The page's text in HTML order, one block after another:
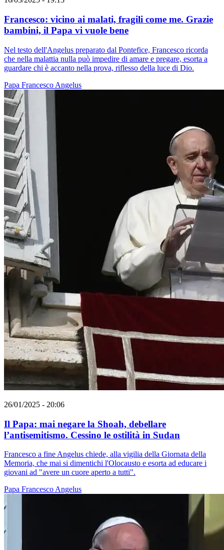
Francesco: vicino ai malati, fragili come me. Grazie
bambini, il Papa vi vuole bene
Nel testo dell'Angelus preparato dal Pontefice, Francesco ricorda
che nella malattia nulla può impedire di amare e pregare, esorta a
guardare chi è accanto nella prova, riflesso della luce di Dio.
Papa Francesco Angelus
26/01/2025 - 20:06
Il Papa: mai negare la Shoah, debellare
l’antisemitismo. Cessino le ostilità in Sudan
Francesco a fine Angelus chiede, alla vigilia della Giornata della
Memoria, che mai si dimentichi l'Olocausto e esorta ad educare i
giovani ad "avere un cuore aperto a tutti".
Papa Francesco Angelus